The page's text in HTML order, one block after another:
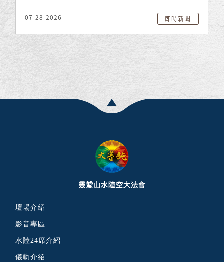
07-28-2026 即時新聞
靈鷲山水陸空大法會
壇場介紹
影音專區
水陸24席介紹
儀軌介紹